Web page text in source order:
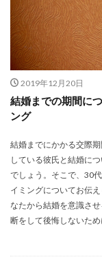
2019年12月20日
結婚までの期間に
ング
結婚までにかかる交際
している彼氏と結婚に
でしょう。そこで、30
イミングについてお伝
なたから結婚を意識さ
断をして後悔しないた
付き合い方